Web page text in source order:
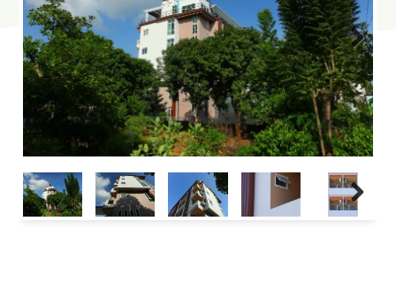
Next
Next